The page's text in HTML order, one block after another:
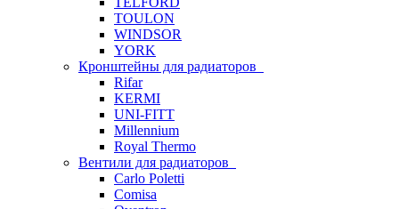
TOULON
WINDSOR
YORK
Кронштейны для радиаторов
Rifar
KERMI
UNI-FITT
Millennium
Royal Thermo
Вентили для радиаторов
Carlo Poletti
Comisa